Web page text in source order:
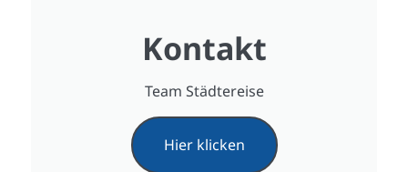
Kontakt
Team Städtereise
Hier klicken